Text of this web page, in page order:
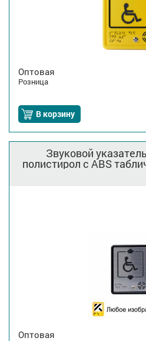
Оптовая
Розница
В корзину
Звуковой
полистирол с ABS
Оптовая